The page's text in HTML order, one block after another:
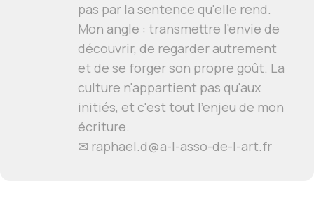
pas par la sentence qu'elle rend.
Mon angle : transmettre l'envie de
découvrir, de regarder autrement
et de se forger son propre goût. La
culture n'appartient pas qu'aux
initiés, et c'est tout l'enjeu de mon
écriture.
✉ raphael.d@a-l-asso-de-l-art.fr